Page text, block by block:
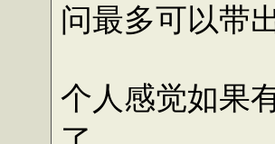
问最多可以带
个人感觉如果